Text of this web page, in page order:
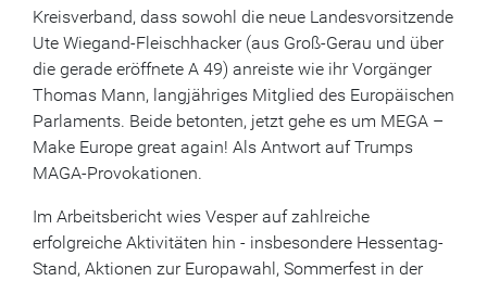
Kreisverband, dass sowohl die neue Landesvorsitzende
Ute Wiegand-Fleischhacker (aus Groß-Gerau und über
die gerade eröffnete A 49) anreiste wie ihr Vorgänger
Thomas Mann, langjähriges Mitglied des Europäischen
Parlaments. Beide betonten, jetzt gehe es um MEGA –
Make Europe great again! Als Antwort auf Trumps
MAGA-Provokationen.
Im Arbeitsbericht wies Vesper auf zahlreiche
erfolgreiche Aktivitäten hin - insbesondere Hessentag-
Stand, Aktionen zur Europawahl, Sommerfest in der